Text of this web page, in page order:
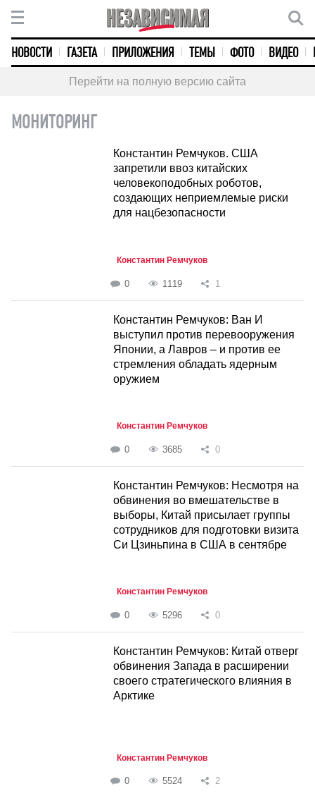
НОВОСТИ ГАЗЕТА ПРИЛОЖЕНИЯ ТЕМЫ ФОТО ВИДЕО
Перейти на полную версию сайта
МОНИТОРИНГ
Константин Ремчуков. США
запретили ввоз китайских
человекоподобных роботов,
создающих неприемлемые риски
для нацбезопасности
Константин Ремчуков
0 1119 1
Константин Ремчуков: Ван И
выступил против перевооружения
Японии, а Лавров – и против ее
стремления обладать ядерным
оружием
Константин Ремчуков
0 3685 0
Константин Ремчуков: Несмотря на
обвинения во вмешательстве в
выборы, Китай присылает группы
сотрудников для подготовки визита
Си Цзиньпина в США в сентябре
Константин Ремчуков
0 5296 0
Константин Ремчуков: Китай отверг
обвинения Запада в расширении
своего стратегического влияния в
Арктике
Константин Ремчуков
0 5524 2